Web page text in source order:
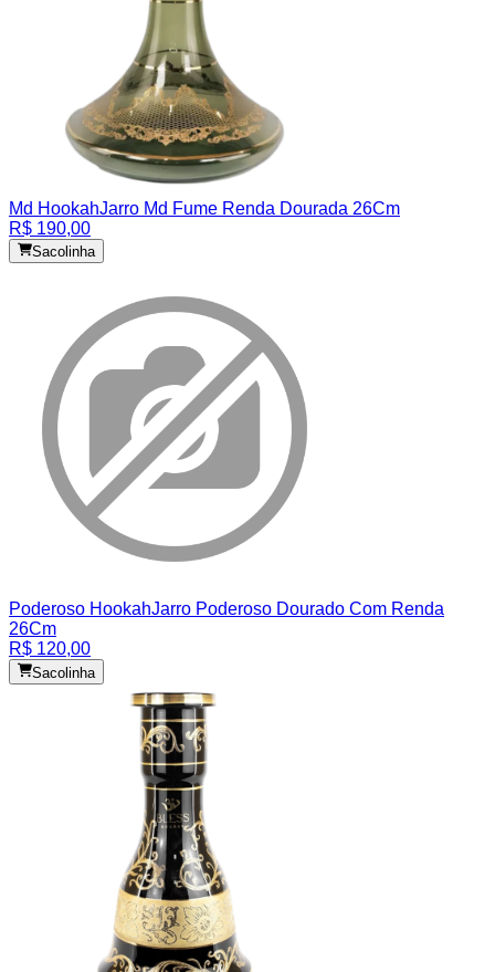
Md HookahJarro Md Fume Renda Dourada 26Cm
R$ 190,00
Sacolinha
Poderoso HookahJarro Poderoso Dourado Com Renda
26Cm
R$ 120,00
Sacolinha